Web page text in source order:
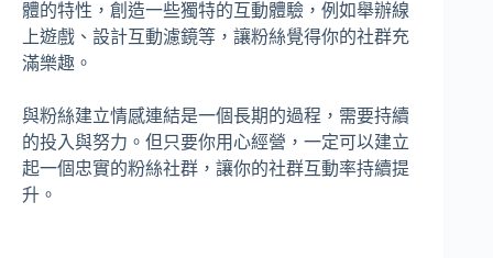
體的特性，創造一些獨特的互動體驗，例如舉辦線
上遊戲、設計互動濾鏡等，讓粉絲覺得你的社群充
滿樂趣。
與粉絲建立情感連結是一個長期的過程，需要持續
的投入與努力。但只要你用心經營，一定可以建立
起一個忠實的粉絲社群，讓你的社群互動率持續提
升。